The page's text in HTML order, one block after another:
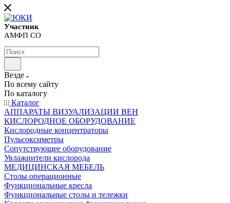
Участник
АМФП СО
Везде
По всему сайту
По каталогу
Каталог
АППАРАТЫ ВИЗУАЛИЗАЦИИ ВЕН
КИСЛОРОДНОЕ ОБОРУДОВАНИЕ
Кислородные концентраторы
Пульсоксиметры
Сопутствующее оборудование
Увлажнители кислорода
МЕДИЦИНСКАЯ МЕБЕЛЬ
Столы операционные
Функциональные кресла
Функциональные столы и тележки